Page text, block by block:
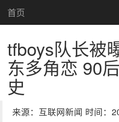
首页
tfboys队长被
东多角恋 90
史
来源：互联网新闻 时间：